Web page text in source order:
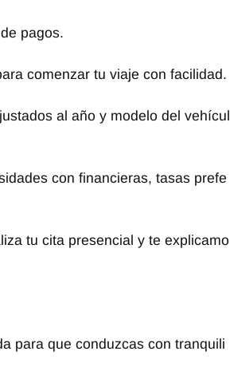
pagos.
comenzar tu viaje con facilidad.
al año y modelo del vehícul
con financieras, tasas prefe
tu cita presencial y te explicamo
para que conduzcas con tranquili